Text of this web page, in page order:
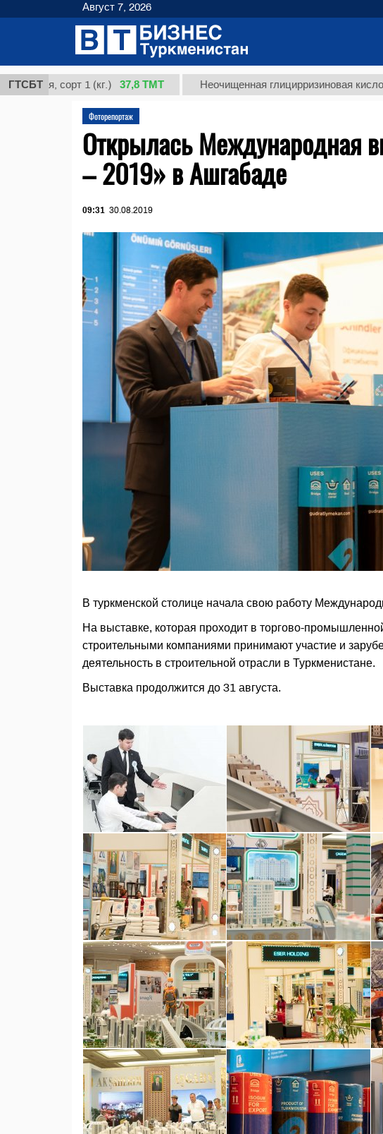
ГТСБТ
сорт 1 (кг.) 37,8 ТМТ Неочищенная глицирризиновая кислота
Фоторепортаж
Открылась Международная
– 2019» в Ашгабаде
09:31 30.08.2019
В туркменской столице начала свою работу
На выставке, которая проходит в торгово-
строительными компаниями принимают участие и
деятельность в строительной отрасли в Туркменистане.
Выставка продолжится до 31 августа.
Август 7, 2026